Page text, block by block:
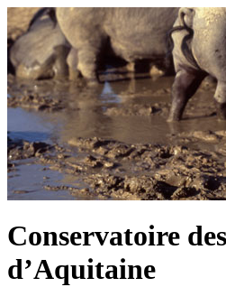
Conservatoire
d’Aquitaine